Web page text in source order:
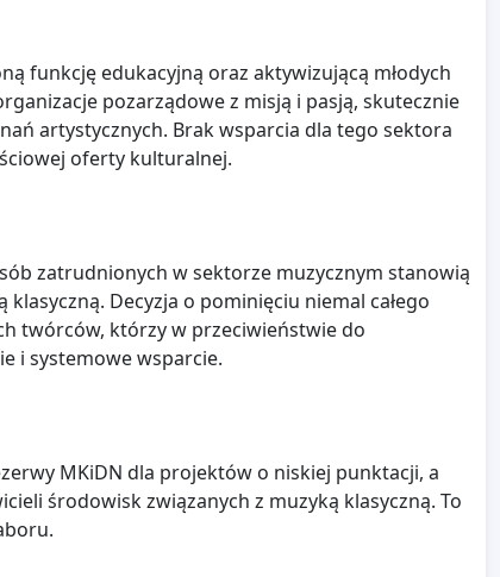
funkcję edukacyjną oraz aktywizującą młodych
pozarządowe z misją i pasją, skutecznie
artystycznych. Brak wsparcia dla tego sektora
oferty kulturalnej.
zatrudnionych w sektorze muzycznym stanowią
Decyzja o pominięciu niemal całego
twórców, którzy w przeciwieństwie do
i systemowe wsparcie.
MKiDN dla projektów o niskiej punktacji, a
środowisk związanych z muzyką klasyczną. To